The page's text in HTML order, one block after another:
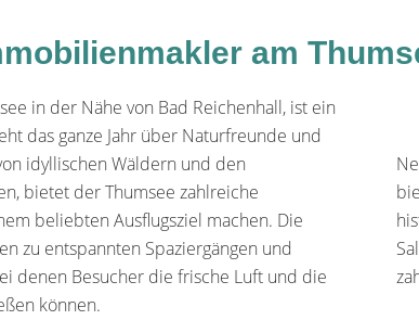
am
in der Nähe von Bad Reichenhall, ist ein
das ganze Jahr über Naturfreunde und
idyllischen Wäldern und den
bietet der Thumsee zahlreiche
beliebten Ausflugsziel machen. Die
zu entspannten Spaziergängen und
denen Besucher die frische Luft und die
können.